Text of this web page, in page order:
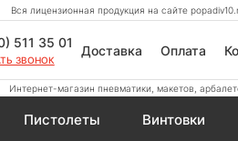
Вся лицензионная продукция на сайте
511 35 01
ЗВОНОК
Доставка Оплата
Интернет-магазин пневматики, макетов,
Пистолеты Винтовки